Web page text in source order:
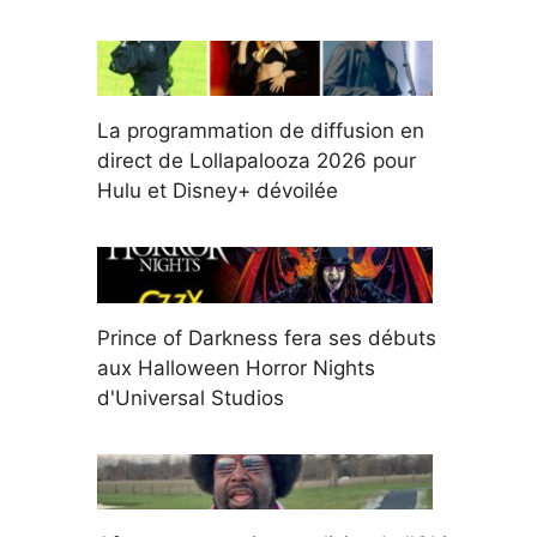
La programmation de diffusion en
direct de Lollapalooza 2026 pour
Hulu et Disney+ dévoilée
Prince of Darkness fera ses débuts
aux Halloween Horror Nights
d'Universal Studios